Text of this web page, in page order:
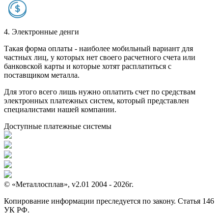
4. Электронные денги
Такая форма оплаты - наиболее мобильный вариант для
частных лиц, у которых нет своего расчетного счета или
банковской карты и которые хотят расплатиться с
поставщиком металла.
Для этого всего лишь нужно оплатить счет по средствам
электронных платежных систем, который представлен
специалистами нашей компании.
Доступные платежные системы
© «Металлосплав», v2.01 2004 - 2026г.
Копирование информации преследуется по закону. Статья 146
УК РФ.